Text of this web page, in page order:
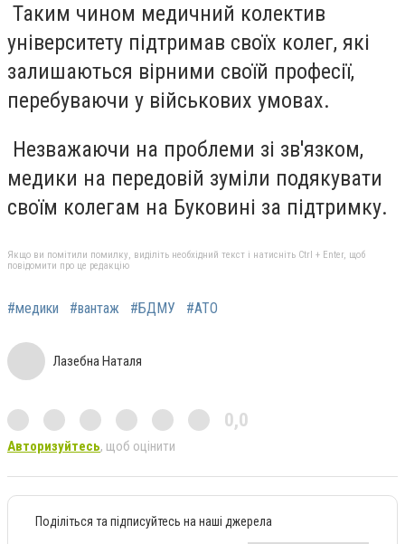
Таким чином медичний колектив
університету підтримав своїх колег, які
залишаються вірними своїй професії,
перебуваючи у військових умовах.
Незважаючи на проблеми зі зв'язком,
медики на передовій зуміли подякувати
своїм колегам на Буковині за підтримку.
Якщо ви помітили помилку, виділіть необхідний текст і натисніть Ctrl + Enter, щоб
повідомити про це редакцію
#медики #вантаж #БДМУ #АТО
Лазебна Наталя
0,0
Авторизуйтесь, щоб оцінити
Поділіться та підписуйтесь на наші джерела